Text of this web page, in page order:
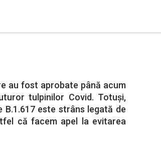
au fost aprobate până acum
tulpinilor Covid. Totuși,
B.1.617 este strâns legată de
că facem apel la evitarea